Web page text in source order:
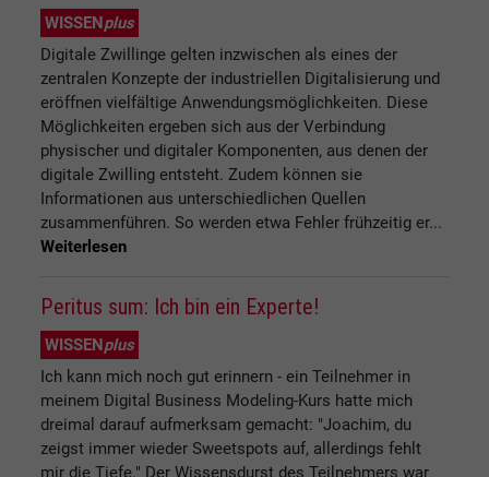
WISSENplus
Digitale Zwillinge gelten inzwischen als eines der
zentralen Konzepte der industriellen Digitalisierung und
eröffnen vielfältige Anwendungsmöglichkeiten. Diese
Möglichkeiten ergeben sich aus der Verbindung
physischer und digitaler Komponenten, aus denen der
digitale Zwilling entsteht. Zudem können sie
Informationen aus unterschiedlichen Quellen
zusammenführen. So werden etwa Fehler frühzeitig er...
Weiterlesen
Peritus sum: Ich bin ein Experte!
WISSENplus
Ich kann mich noch gut erinnern - ein Teilnehmer in
meinem Digital Business Modeling-Kurs hatte mich
dreimal darauf aufmerksam gemacht: "Joachim, du
zeigst immer wieder Sweetspots auf, allerdings fehlt
mir die Tiefe." Der Wissensdurst des Teilnehmers war